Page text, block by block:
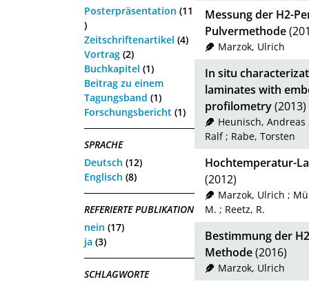
Posterpräsentation (11
)
Zeitschriftenartikel (4)
Vortrag (2)
Buchkapitel (1)
Beitrag zu einem
Tagungsband (1)
Forschungsbericht (1)
SPRACHE
Deutsch (12)
Englisch (8)
REFERIERTE PUBLIKATION
nein (17)
ja (3)
SCHLAGWORTE
Messung der H2-
Pulvermethode
Marzok, Ulrich
In situ
laminates with
profilometry(2013)
Heunisch, Andreas
Ralf; Rabe, Torsten
Hochtemperatur-
(2012)
Marzok, Ulrich ;
M. ; Reetz, R.
Bestimmung der
Methode(2016)
Marzok, Ulrich